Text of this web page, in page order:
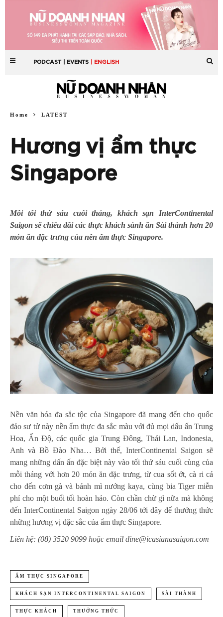
PODCAST | EVENTS | ENGLISH
Home LATEST
Hương vị ẩm thực
Singapore
Mỗi tối thứ sáu cuối tháng, khách sạn InterContinental
Saigon sẽ chiêu đãi các thực khách sành ăn Sài thành hơn 20
món ăn đặc trưng của nền ẩm thực Singapore.
Nền văn hóa đa sắc tộc của Singapore đã mang đến cho quốc
đảo sư tử này nền ẩm thực đa sắc màu với đủ mọi dấu ấn Trung
Hoa, Ấn Độ, các quốc gia Trung Đông, Thái Lan, Indonesia,
Anh và Bồ Đào Nha… Bởi thế, InterContinental Saigon sẽ
mang những dấn ấn đặc biệt này vào tối thứ sáu cuối cùng của
mỗi tháng với hơn 20 món ăn đặc trưng, từ cua sốt ớt, cà ri cá
cho đến cơm gà và bánh mì nướng kaya, cùng bia Tiger miễn
phí cho một buổi tối hoàn hảo. Còn chần chừ gì nữa mà không
đến InterContinental Saigon ngày 28/06 tới đây để thưởng thức
những hương vị đặc sắc của ẩm thực Singapore.
Liên hệ: (08) 3520 9099 hoặc email dine@icasianasaigon.com
ẨM THỰC SINGAPORE
KHÁCH SẠN INTERCONTINENTAL SAIGON SÀI THÀNH
THỰC KHÁCH THƯỞNG THỨC